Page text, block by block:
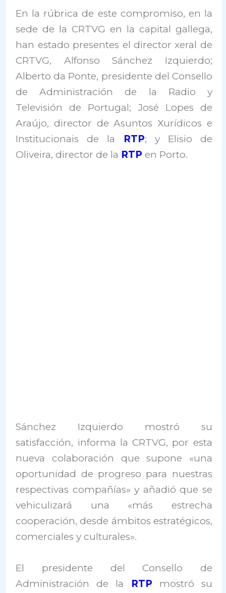
En la rúbrica de este compromiso, en la
sede de la CRTVG en la capital gallega,
han estado presentes el director xeral de
CRTVG, Alfonso Sánchez Izquierdo;
Alberto da Ponte, presidente del Consello
de Administración de la Radio y
Televisión de Portugal; José Lopes de
Araújo, director de Asuntos Xurídicos e
Institucionais de la
RTP; y Elisio de
Oliveira, director de la RTP en Porto.
Sánchez Izquierdo mostró su
satisfacción, informa la CRTVG, por esta
nueva colaboración que supone «una
oportunidad de progreso para nuestras
respectivas compañías» y añadió que se
vehiculizará una «más estrecha
cooperación, desde ámbitos estratégicos,
comerciales y culturales».
El presidente del Consello de
Administración de la
RTP mostró su